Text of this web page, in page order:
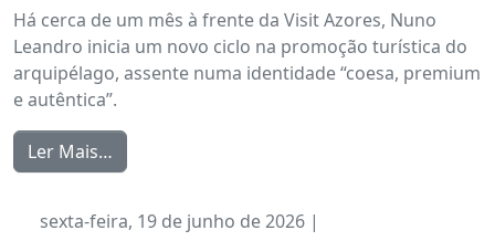
Há cerca de um mês à frente da Visit Azores, Nuno
Leandro inicia um novo ciclo na promoção turística do
arquipélago, assente numa identidade “coesa, premium
e autêntica”.
Ler Mais…
sexta-feira, 19 de junho de 2026 |